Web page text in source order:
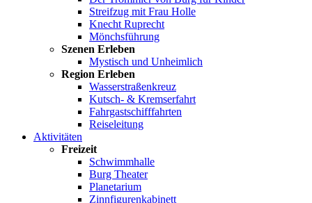
Streifzug mit Frau Holle
Knecht Ruprecht
Mönchsführung
Szenen Erleben
Mystisch und Unheimlich
Region Erleben
Wasserstraßenkreuz
Kutsch- & Kremserfahrt
Fahrgastschifffahrten
Reiseleitung
Aktivitäten
Freizeit
Schwimmhalle
Burg Theater
Planetarium
Zinnfigurenkabinett